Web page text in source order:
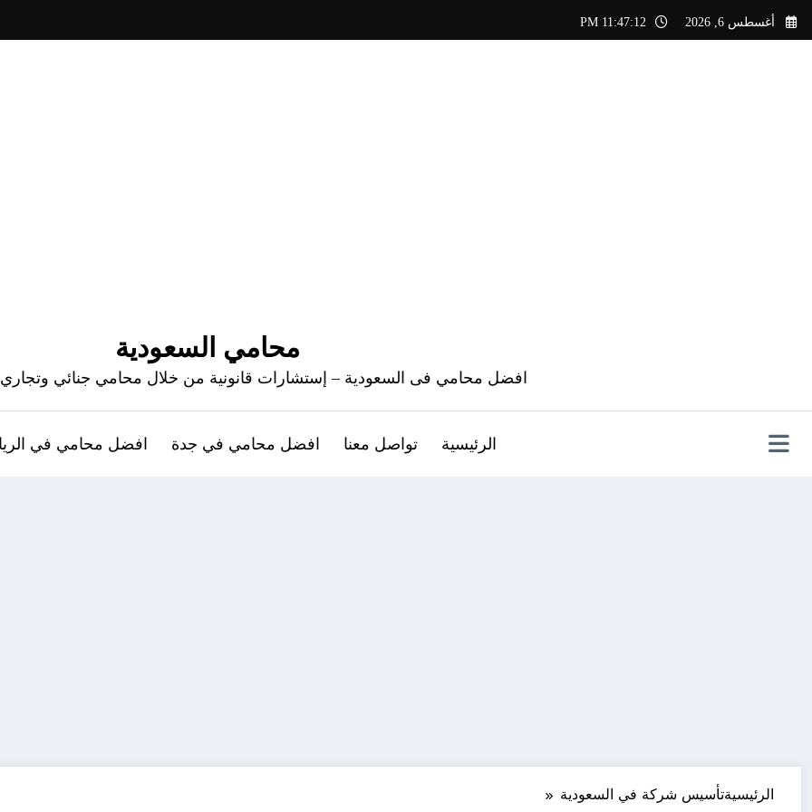
التجاوز
إلى
أغسطس 6, 2026 11:47:12 PM
محامي السعودية
افضل محامي فى السعودية – إستشارات قانونية من خلال محامي جنائي وتجاري
الرئيسية تواصل معنا افضل محامي في جدة افضل محامي في
الرئيسيةتأسيس شركة في السعودية